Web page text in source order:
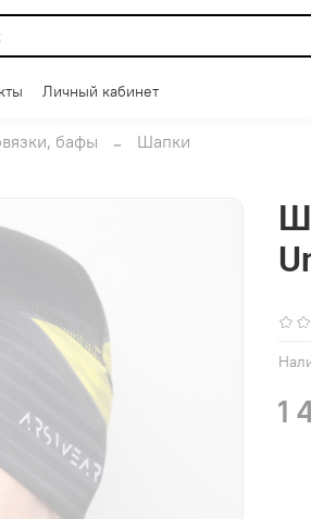
Личный кабинет
бафы Шапки
1